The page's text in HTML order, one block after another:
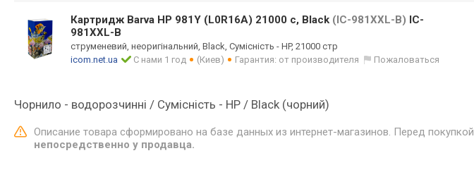
Картридж Barva HP 981Y (L0R16A) 21000 c, Black (IC-981XXL-B) IC-
981XXL-B
струменевий, неоригінальний, Black, Сумісність - HP, 21000 стр
icom.net.ua
С нами 1 год (Киев) Гарантия: от производителя Пожаловаться
Чорнило - водорозчинні / Сумісність - HP / Black (чорний)
Описание товара сформировано на базе данных из интернет-магазинов. Перед покупкой
непосредственно у продавца.